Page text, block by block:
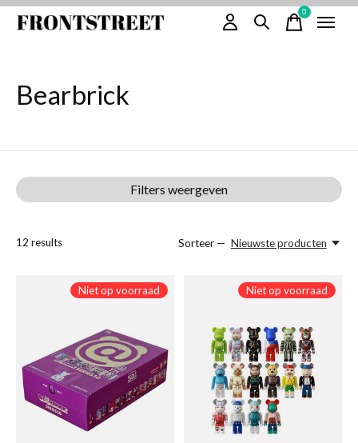
0items
Bearbrick
Filters weergeven
12 results Sorteer — Nieuwste producten
Niet op voorraad Niet op voorraad